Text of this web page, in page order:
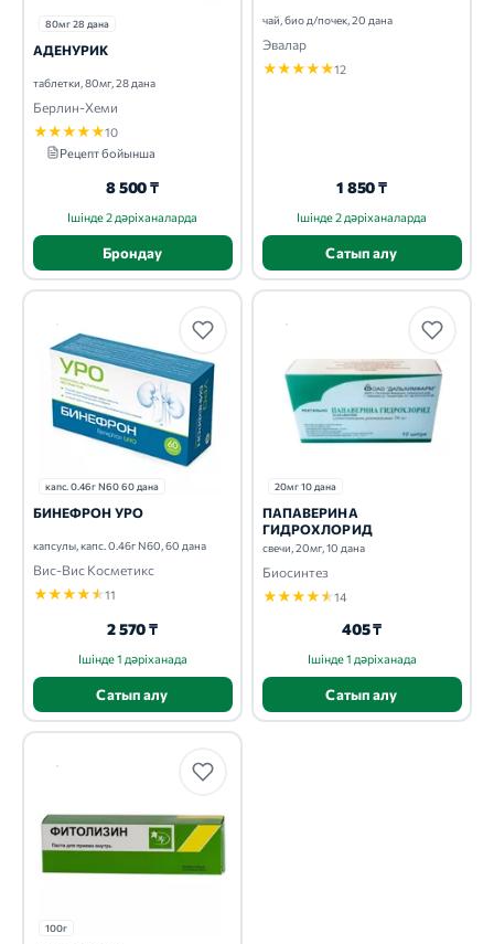
80мг 28 дана
АДЕНУРИК
таблетки, 80мг, 28 дана
Берлин-Хеми
★★★★★10
Рецепт бойынша
8 500 ₸
Ішінде 2 дәріханаларда
Брондау
чай, био д/почек, 20 дана
Эвалар
★★★★★12
1 850 ₸
Ішінде 2 дәріханаларда
Сатып алу
капс. 0.46г N60 60 дана
БИНЕФРОН УРО
капсулы, капс. 0.46г N60, 60 дана
Вис-Вис Косметикс
★★★★★11
2 570 ₸
Ішінде 1 дәріханада
Сатып алу
20мг 10 дана
ПАПАВЕРИНА
ГИДРОХЛОРИД
свечи, 20мг, 10 дана
Биосинтез
★★★★★14
405 ₸
Ішінде 1 дәріханада
Сатып алу
100г